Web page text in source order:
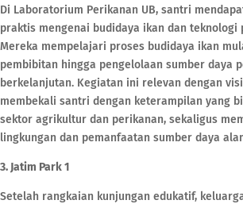
Di Laboratorium Perikanan UB, santri
praktis mengenai budidaya ikan dan teknologi
Mereka mempelajari proses budidaya ikan
pembibitan hingga pengelolaan sumber daya
berkelanjutan. Kegiatan ini relevan dengan visi
membekali santri dengan keterampilan yang
sektor agrikultur dan perikanan, sekaligus
lingkungan dan pemanfaatan sumber daya
3. Jatim Park 1
Setelah rangkaian kunjungan edukatif,